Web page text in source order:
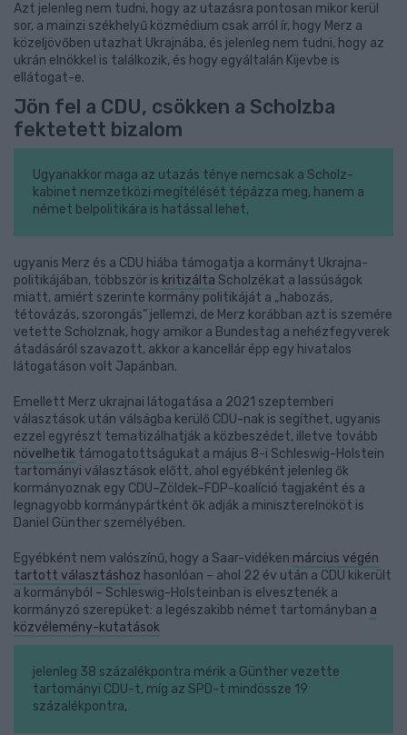
Azt jelenleg nem tudni, hogy az utazásra pontosan mikor kerül
sor, a mainzi székhelyű közmédium csak arról ír, hogy Merz a
közeljövőben utazhat Ukrajnába, és jelenleg nem tudni, hogy az
ukrán elnökkel is találkozik, és hogy egyáltalán Kijevbe is
ellátogat-e.
Jön fel a CDU, csökken a Scholzba
fektetett bizalom
Ugyanakkor maga az utazás ténye nemcsak a Scholz-
kabinet nemzetközi megítélését tépázza meg, hanem a
német belpolitikára is hatással lehet,
ugyanis Merz és a CDU hiába támogatja a kormányt Ukrajna-
politikájában, többször is kritizálta Scholzékat a lassúságok
miatt, amiért szerinte kormány politikáját a „habozás,
tétovázás, szorongás” jellemzi, de Merz korábban azt is szemére
vetette Scholznak, hogy amikor a Bundestag a nehézfegyverek
átadásáról szavazott, akkor a kancellár épp egy hivatalos
látogatáson volt Japánban.
Emellett Merz ukrajnai látogatása a 2021 szeptemberi
választások után válságba kerülő CDU-nak is segíthet, ugyanis
ezzel egyrészt tematizálhatják a közbeszédet, illetve tovább
növelhetik támogatottságukat a május 8-i Schleswig-Holstein
tartományi választások előtt, ahol egyébként jelenleg ők
kormányoznak egy CDU–Zöldek–FDP-koalíció tagjaként és a
legnagyobb kormánypártként ők adják a miniszterelnököt is
Daniel Günther személyében.
Egyébként nem valószínű, hogy a Saar-vidéken március végén
tartott választáshoz hasonlóan – ahol 22 év után a CDU kikerült
a kormányból – Schleswig-Holsteinban is elvesztenék a
kormányzó szerepüket: a legészakibb német tartományban a
közvélemény-kutatások
jelenleg 38 százalékpontra mérik a Günther vezette
tartományi CDU-t, míg az SPD-t mindössze 19
százalékpontra,